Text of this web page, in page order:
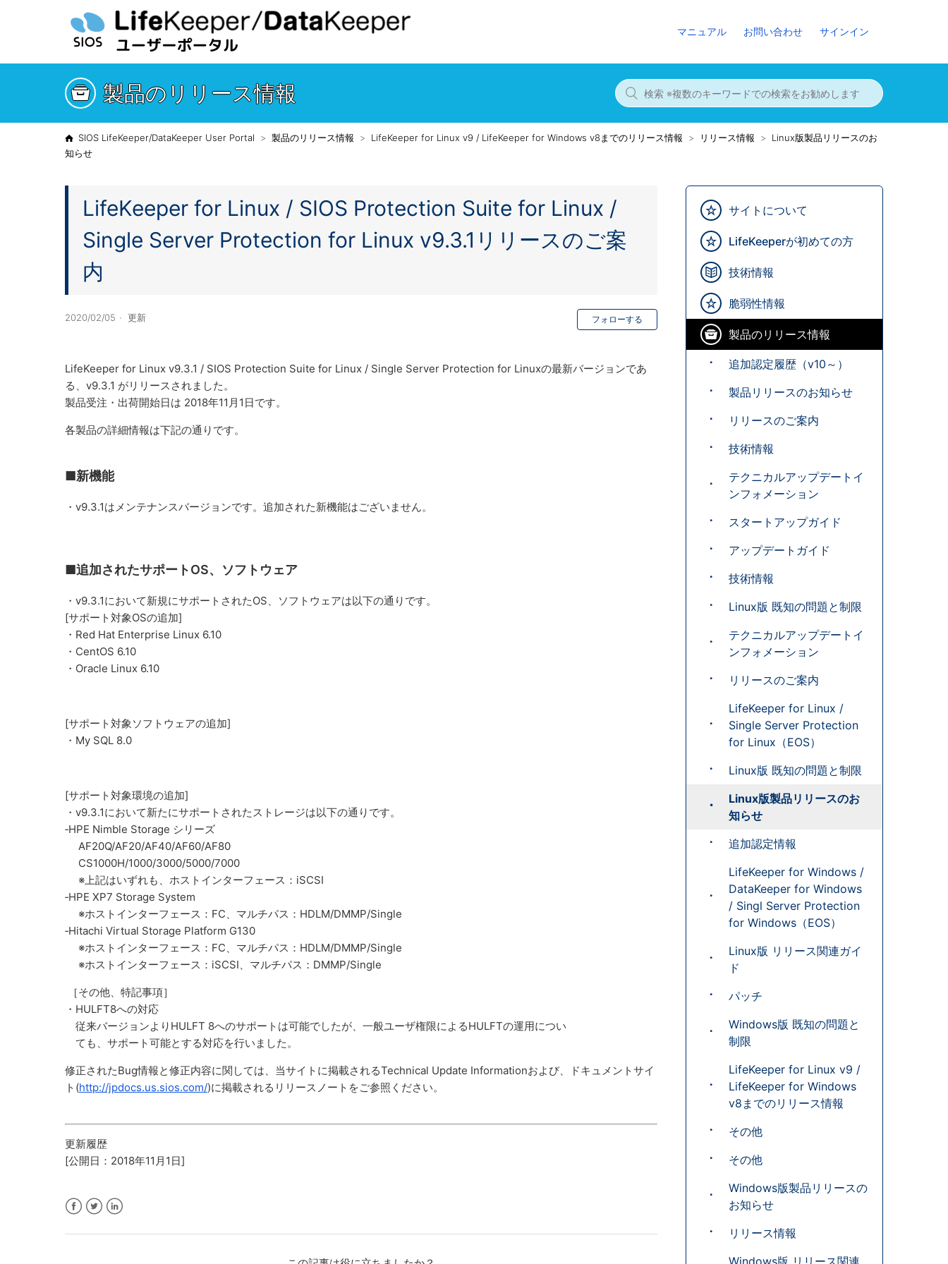
マニュアル お問い合わせ サインイン
製品のリリース情報
SIOS LifeKeeper/DataKeeper User Portal 製品のリリース情報 LifeKeeper for Linux v9 / LifeKeeper for Windows v8までのリリース情報 リリース情報
Linux版製品リリースのお
知らせ
サイトについて
LifeKeeperが初めての方
技術情報
脆弱性情報
製品のリリース情報
追加認定履歴（v10～）
製品リリースのお知らせ
リリースのご案内
技術情報
テクニカルアップデートイ
ンフォメーション
スタートアップガイド
アップデートガイド
技術情報
Linux版 既知の問題と制限
テクニカルアップデートイ
ンフォメーション
リリースのご案内
LifeKeeper for Linux /
Single Server Protection
for Linux（EOS）
Linux版 既知の問題と制限
Linux版製品リリースのお
知らせ
追加認定情報
LifeKeeper for Windows /
DataKeeper for Windows
/ Singl Server Protection
for Windows（EOS）
Linux版 リリース関連ガイ
ド
パッチ
Windows版 既知の問題と
制限
LifeKeeper for Linux v9 /
LifeKeeper for Windows
v8までのリリース情報
その他
その他
Windows版製品リリースの
お知らせ
リリース情報
Windows版 リリース関連
LifeKeeper for Linux / SIOS Protection Suite for Linux /
Single Server Protection for Linux v9.3.1リリースのご案
内
2020/02/05 更新 フォローする
LifeKeeper for Linux v9.3.1 / SIOS Protection Suite for Linux / Single Server Protection for Linuxの最新バージョンであ
る、v9.3.1 がリリースされました。
製品受注・出荷開始日は 2018年11月1日です。
各製品の詳細情報は下記の通りです。
■新機能
・v9.3.1はメンテナンスバージョンです。追加された新機能はございません。
■追加されたサポートOS、ソフトウェア
・v9.3.1において新規にサポートされたOS、ソフトウェアは以下の通りです。
[サポート対象OSの追加]
・Red Hat Enterprise Linux 6.10
・CentOS 6.10
・Oracle Linux 6.10
[サポート対象ソフトウェアの追加]
・My SQL 8.0
[サポート対象環境の追加]
・v9.3.1において新たにサポートされたストレージは以下の通りです。
‐HPE Nimble Storage シリーズ
AF20Q/AF20/AF40/AF60/AF80
CS1000H/1000/3000/5000/7000
※上記はいずれも、ホストインターフェース：iSCSI
‐HPE XP7 Storage System
※ホストインターフェース：FC、マルチパス：HDLM/DMMP/Single
‐Hitachi Virtual Storage Platform G130
※ホストインターフェース：FC、マルチパス：HDLM/DMMP/Single
※ホストインターフェース：iSCSI、マルチパス：DMMP/Single
［その他、特記事項］
・HULFT8への対応
従来バージョンよりHULFT 8へのサポートは可能でしたが、一般ユーザ権限によるHULFTの運用につい
ても、サポート可能とする対応を行いました。
修正されたBug情報と修正内容に関しては、当サイトに掲載されるTechnical Update Informationおよび、ドキュメントサイ
ト(http://jpdocs.us.sios.com/)に掲載されるリリースノートをご参照ください。
更新履歴
[公開日：2018年11月1日]